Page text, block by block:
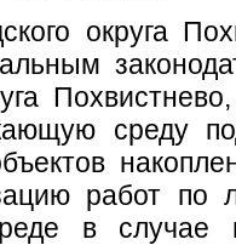
округа
среду
работ по
в случае